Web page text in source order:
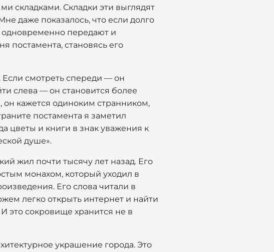
складками. Складки эти выглядят
даже показалось, что если долго
одновременно передают и
постамента, становясь его
смотреть спереди — он
слева — он становится более
кажется одиноким странником,
постамента я заметил
цветы и книги в знак уважения к
душе».
жил почти тысячу лет назад. Его
монахом, который уходил в
Его слова читали в
легко открыть интернет и найти
сокровище хранится не в
украшение города. Это